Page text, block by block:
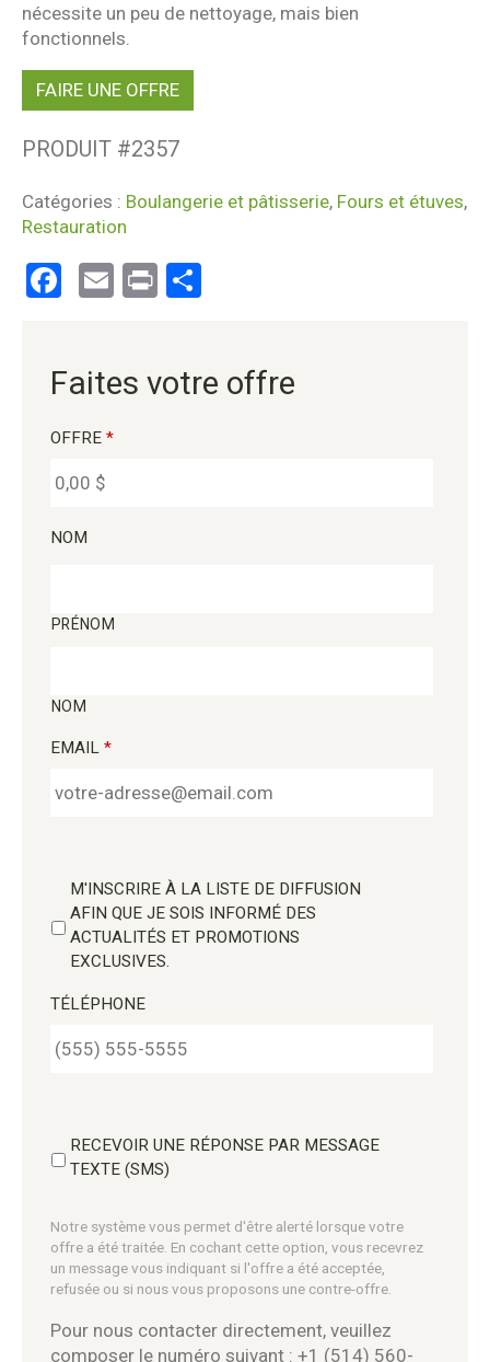
nécessite un peu de nettoyage, mais bien
fonctionnels.
FAIRE UNE OFFRE
PRODUIT #2357
Catégories : Boulangerie et pâtisserie, Fours et étuves,
Restauration
Facebook
Email
Print
Faites votre offre
OFFRE *
NOM
PRÉNOM
NOM
EMAIL *
M'INSCRIRE À LA LISTE DE DIFFUSION
AFIN QUE JE SOIS INFORMÉ DES
ACTUALITÉS ET PROMOTIONS
EXCLUSIVES.
TÉLÉPHONE
RECEVOIR UNE RÉPONSE PAR MESSAGE
TEXTE (SMS)
Notre système vous permet d'être alerté lorsque votre
offre a été traitée. En cochant cette option, vous recevrez
un message vous indiquant si l'offre a été acceptée,
refusée ou si nous vous proposons une contre-offre.
Pour nous contacter directement, veuillez
composer le numéro suivant : +1 (514) 560-